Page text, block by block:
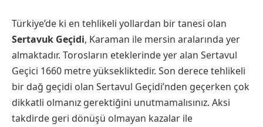
Türkiye’de ki en tehlikeli yollardan bir tanesi olan
Sertavuk Geçidi, Karaman ile mersin aralarında yer
almaktadır. Torosların eteklerinde yer alan Sertavul
Geçici 1660 metre yüksekliktedir. Son derece tehlikeli
bir dağ geçidi olan Sertavul Geçidi’nden geçerken çok
dikkatli olmanız gerektiğini unutmamalısınız. Aksi
takdirde geri dönüşü olmayan kazalar ile